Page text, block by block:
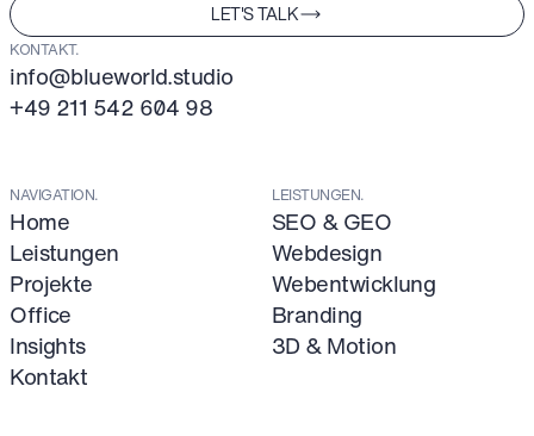
LET'S TALK
KONTAKT.
info@blueworld.studio
+49 211 542 604 98
NAVIGATION.
Home
Leistungen
Projekte
Office
Insights
Kontakt
LEISTUNGEN.
SEO & GEO
Webdesign
Webentwicklung
Branding
3D & Motion